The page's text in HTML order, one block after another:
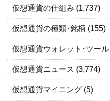
仮想通貨の仕組み (1,737)
仮想通貨の種類･銘柄 (155)
仮想通貨ウォレット･ツール
仮想通貨ニュース (3,774)
仮想通貨マイニング (5)